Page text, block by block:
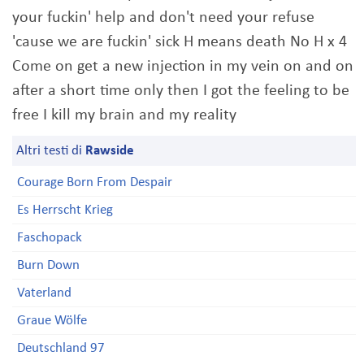
your fuckin' help and don't need your refuse
'cause we are fuckin' sick H means death No H x 4
Come on get a new injection in my vein on and on
after a short time only then I got the feeling to be
free I kill my brain and my reality
Altri testi di Rawside
Courage Born From Despair
Es Herrscht Krieg
Faschopack
Burn Down
Vaterland
Graue Wölfe
Deutschland 97